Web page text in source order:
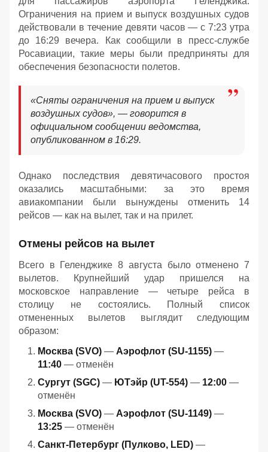
Ограничения на прием и выпуск воздушных судов
действовали в течение девяти часов — с 7:23 утра
до 16:29 вечера. Как сообщили в пресс-службе
Росавиации, такие меры были предприняты для
обеспечения безопасности полетов.
«Сняты ограничения на прием и выпуск
воздушных судов», — говорится в
официальном сообщении ведомства,
опубликованном в 16:29.
Однако последствия девятичасового простоя
оказались масштабными: за это время
авиакомпании были вынуждены отменить 14
рейсов — как на вылет, так и на прилет.
Отмены рейсов на вылет
Всего в Геленджике 8 августа было отменено 7
вылетов. Крупнейший удар пришелся на
московское направление — четыре рейса в
столицу не состоялись. Полный список
отмененных вылетов выглядит следующим
образом:
Москва (SVO) — Аэрофлот (SU-1155) —
11:40 — отменён
Сургут (SGC) — ЮТэйр (UT-554) — 12:00 —
отменён
Москва (SVO) — Аэрофлот (SU-1149) —
13:25 — отменён
Санкт-Петербург (Пулково, LED) —